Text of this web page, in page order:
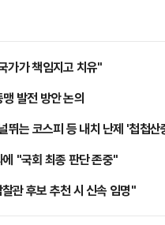
가가 책임지고 치유"
발전 방안 논의
뛰는 코스피 등 내치 난제 '첩첩산
"국회 최종 판단 존중"
관 후보 추천 시 신속 임명"